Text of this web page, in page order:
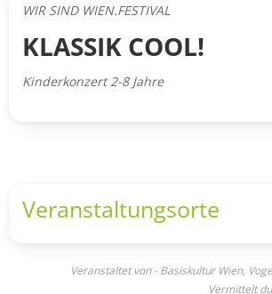
WIR SIND WIEN.FESTIVAL
KLASSIK COOL!
Kinderkonzert 2-8 Jahre
Veranstaltungsorte
Veranstaltet von - Basiskultur Wien,
Vermittelt